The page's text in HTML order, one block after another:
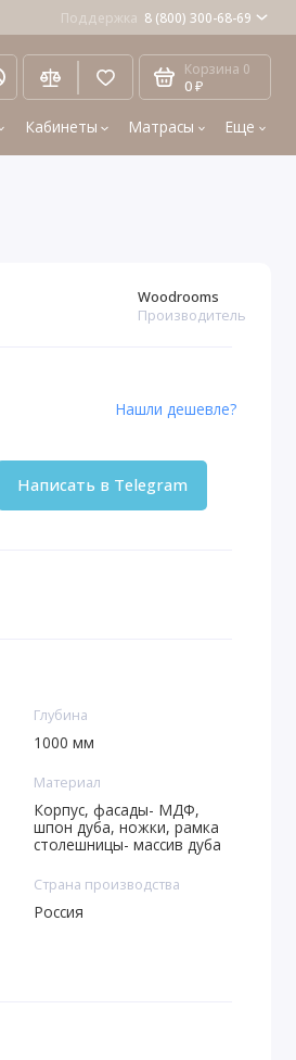
Поддержка 8 (800) 300-68-69
Корзина 0
0 ₽
Кабинеты Матрасы Еще
Woodrooms
Производитель
Написать в Telegram
Нашли дешевле?
Глубина
1000 мм
Материал
Корпус, фасады- МДФ,
шпон дуба, ножки, рамка
столешницы- массив дуба
Страна производства
Россия